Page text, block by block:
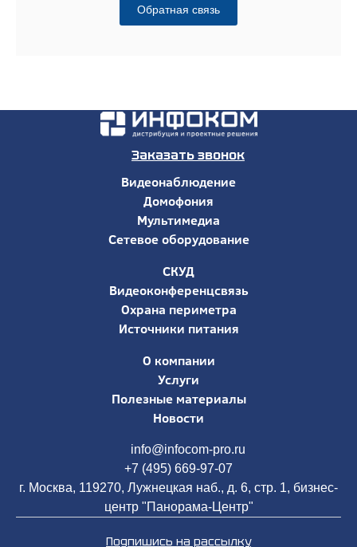
Обратная связь
Заказать звонок
Видеонаблюдение
Домофония
Мультимедиа
Сетевое оборудование
СКУД
Видеоконференцсвязь
Охрана периметра
Источники питания
О компании
Услуги
Полезные материалы
Новости
info@infocom-pro.ru
+7 (495) 669-97-07
г. Москва, 119270, Лужнецкая наб., д. 6, стр. 1, бизнес-
центр "Панорама-Центр"
Подпишись на рассылку